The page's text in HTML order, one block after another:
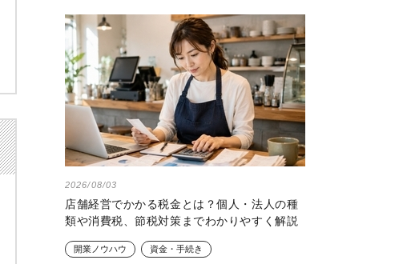
2026/08/03
店舗経営でかかる税金とは？個人・法人の種
類や消費税、節税対策までわかりやすく解説
開業ノウハウ 資金・手続き